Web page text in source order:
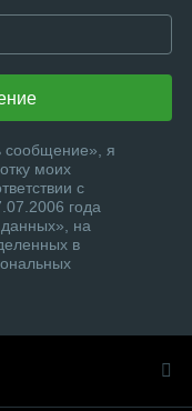
сообщение», я
моих
с
года
на
в